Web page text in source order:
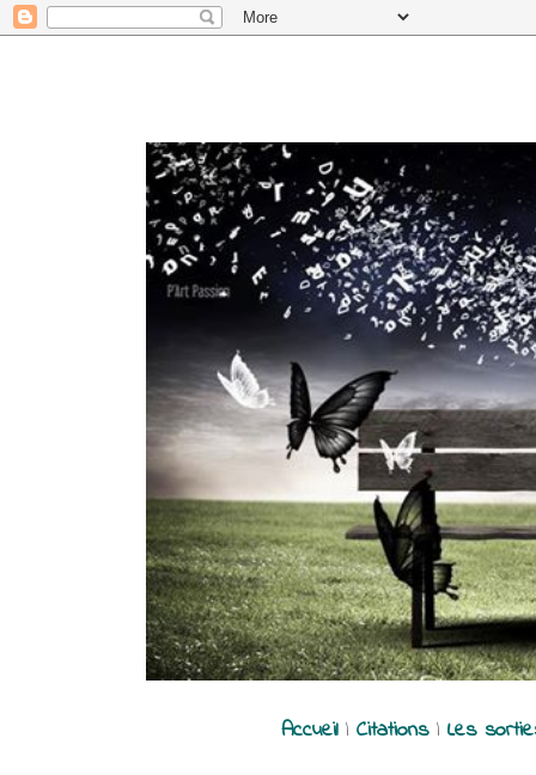
Accueil| Citations| Les